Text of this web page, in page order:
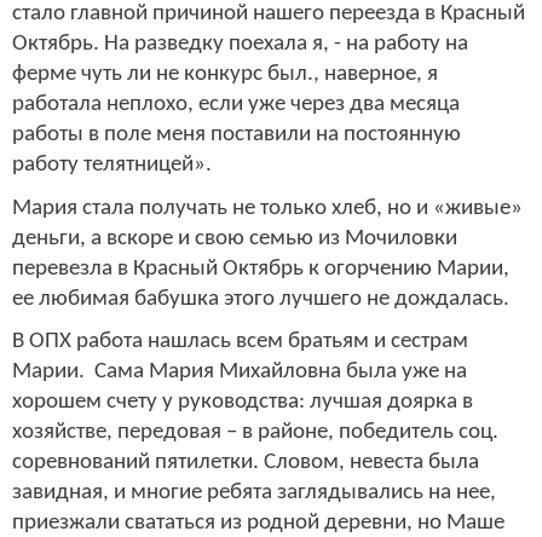
стало главной причиной нашего переезда в Красный
Октябрь. На разведку поехала я, - на работу на
ферме чуть ли не конкурс был., наверное, я
работала неплохо, если уже через два месяца
работы в поле меня поставили на постоянную
работу телятницей».
Мария стала получать не только хлеб, но и «живые»
деньги, а вскоре и свою семью из Мочиловки
перевезла в Красный Октябрь к огорчению Марии,
ее любимая бабушка этого лучшего не дождалась.
В ОПХ работа нашлась всем братьям и сестрам
Марии. Сама Мария Михайловна была уже на
хорошем счету у руководства: лучшая доярка в
хозяйстве, передовая – в районе, победитель соц.
соревнований пятилетки. Словом, невеста была
завидная, и многие ребята заглядывались на нее,
приезжали свататься из родной деревни, но Маше